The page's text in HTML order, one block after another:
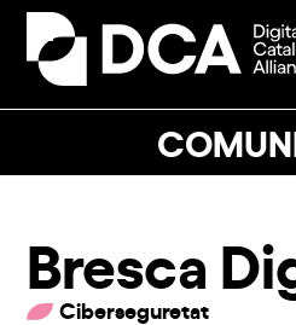
Skip
content
Open
mobile
Close
mobile
Bresca
Ciberseguretat